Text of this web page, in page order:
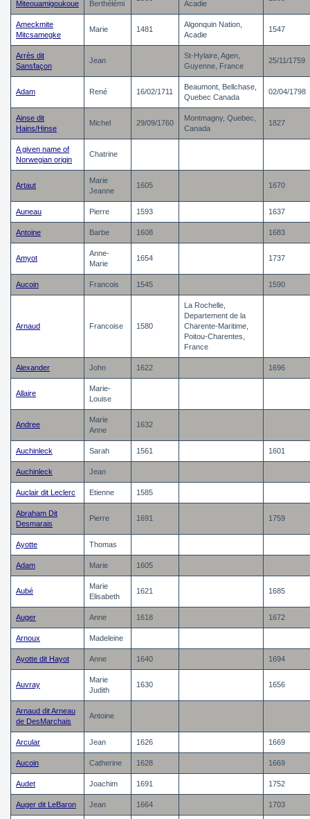
Miteouamigoukoue Berthélémi Acadie
Ameckmite
Mitcsamegke
Marie 1481
Algonquin Nation,
Acadie
1547
Arrès dit
Sansfaçon
Jean
St-Hylaire, Agen,
Guyenne, France
25/11/1759
Adam René 16/02/1711
Beaumont, Bellchase,
Quebec Canada
02/04/1798
Ainse dit
Hains/Hinse
Michel 29/09/1760
Montmagny, Quebec,
Canada
1827
A given name of
Norwegian origin
Chatrine
Artaut
Marie
Jeanne
1605 1670
Auneau Pierre 1593 1637
Antoine Barbe 1608 1683
Amyot
Anne-
Marie
1654 1737
Aucoin Francois 1545 1590
Arnaud Francoise 1580
La Rochelle,
Departement de la
Charente-Maritime,
Poitou-Charentes,
France
Alexander John 1622 1696
Allaire
Marie-
Louise
Andree
Marie
Anne
1632
Auchinleck Sarah 1561 1601
Auchinleck Jean
Auclair dit Leclerc Etienne 1585
Abraham Dit
Desmarais
Pierre 1691 1759
Ayotte Thomas
Adam Marie 1605
Aubé
Marie
Elisabeth
1621 1685
Auger Anne 1618 1672
Arnoux Madeleine
Ayotte dit Hayot Anne 1640 1694
Auvray
Marie
Judith
1630 1656
Arnaud dit Arneau
de DesMarchais
Antoine
Arcular Jean 1626 1669
Aucoin Catherine 1628 1669
Audet Joachim 1691 1752
Auger dit LeBaron Jean 1664 1703